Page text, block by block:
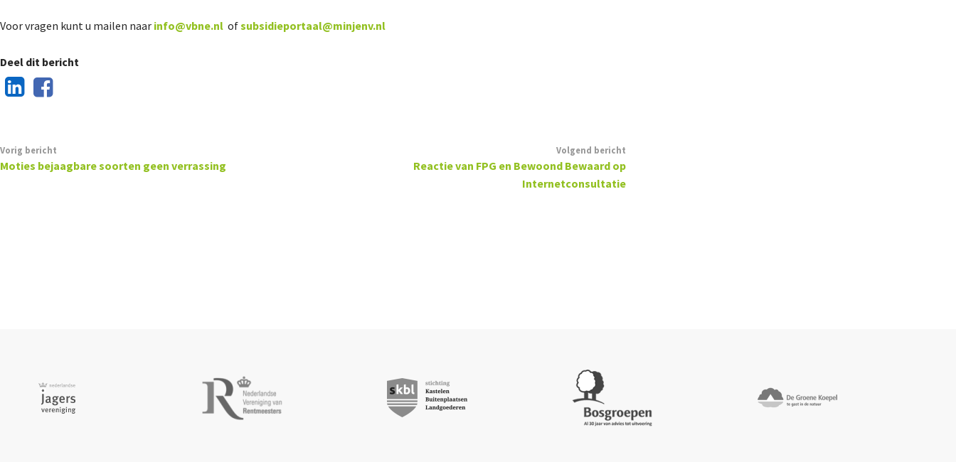
Voor vragen kunt u mailen naar info@vbne.nl ofsubsidieportaal@minjenv.nl
Deel dit bericht
Vorig bericht
Moties bejaagbare soorten geen verrassing
Volgend bericht
Reactie van FPG en Bewoond Bewaard op
Internetconsultatie